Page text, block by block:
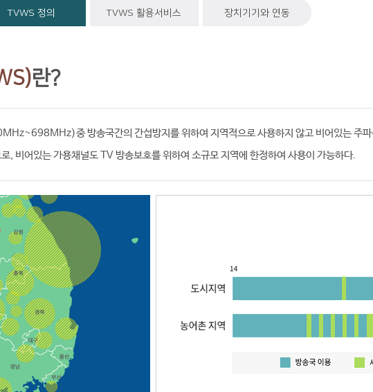
TVWS 정의 TVWS 활용서비스 장치기기와 연동
란?
중 방송국간의 간섭방지를 위하여 지역적으로 사용하지 않고 비어있는 주파
, 비어있는 가용채널도 TV 방송보호를 위하여 소규모 지역에 한정하여 사용이 가능하다.